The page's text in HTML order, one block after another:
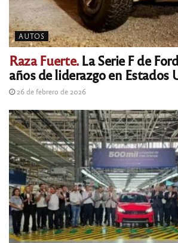
AUTOS
Raza Fuerte.La Serie F de
años de liderazgo en Estados
26 de febrero de 2026